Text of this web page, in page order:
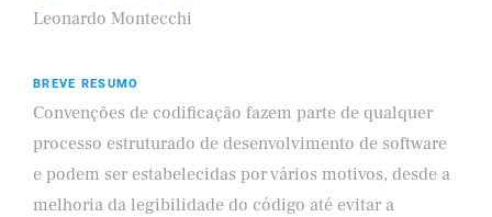
Leonardo Montecchi
BREVE RESUMO
Convenções de codificação fazem parte de qualquer
processo estruturado de desenvolvimento de software
e podem ser estabelecidas por vários motivos, desde a
melhoria da legibilidade do código até evitar a